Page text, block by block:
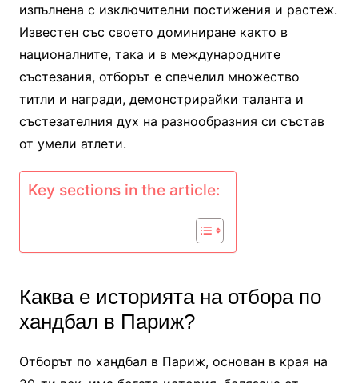
изпълнена с изключителни постижения и растеж.
Известен със своето доминиране както в
националните, така и в международните
състезания, отборът е спечелил множество
титли и награди, демонстрирайки таланта и
състезателния дух на разнообразния си състав
от умели атлети.
Key sections in the article:
Каква е историята на отбора по
хандбал в Париж?
Отборът по хандбал в Париж, основан в края на